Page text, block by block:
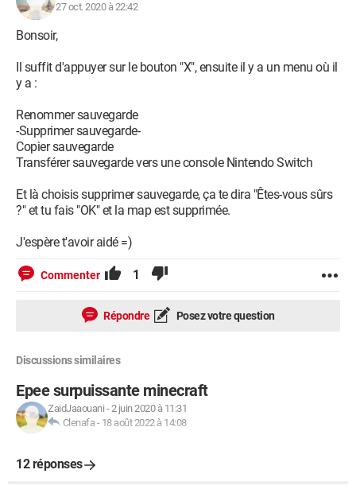
27 oct. 2020 à 22:42
Bonsoir,
Il suffit d'appuyer sur le bouton "X", ensuite il y a un menu où il
y a :
Renommer sauvegarde
-Supprimer sauvegarde-
Copier sauvegarde
Transférer sauvegarde vers une console Nintendo Switch
Et là choisis supprimer sauvegarde, ça te dira "Êtes-vous sûrs
?" et tu fais "OK" et la map est supprimée.
J'espère t'avoir aidé =)
Commenter 1
Répondre Posez votre question
Discussions similaires
Epee surpuissante minecraft
ZaidJaaouani -2 juin 2020 à 11:31
Clenafa - 18 août 2022 à 14:08
12 réponses